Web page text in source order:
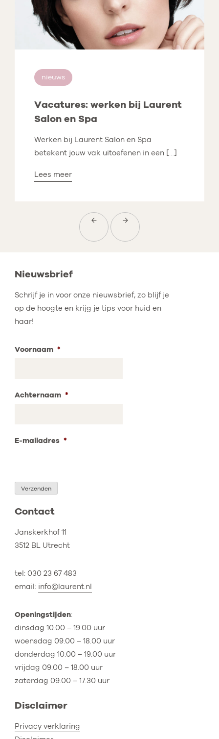
nieuws
Vacatures: werken bij Laurent
Salon en Spa
Werken bij Laurent Salon en Spa
betekent jouw vak uitoefenen in een […]
Lees meer
← →
Contact
Janskerkhof 11
3512 BL Utrecht
tel: 030 23 67 483
email: info@laurent.nl
Openingstijden:
dinsdag 10.00 – 19.00 uur
woensdag 09.00 – 18.00 uur
donderdag 10.00 – 19.00 uur
vrijdag 09.00 – 18.00 uur
zaterdag 09.00 – 17.30 uur
Nieuwsbrief
Schrijf je in voor onze nieuwsbrief, zo blijf je
op de hoogte en krijg je tips voor huid en
haar!
Voornaam *
Achternaam *
E-mailadres *
Verzenden
Disclaimer
Privacy verklaring